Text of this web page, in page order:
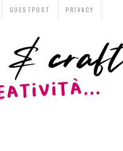
GUESTPOST PRIVACY